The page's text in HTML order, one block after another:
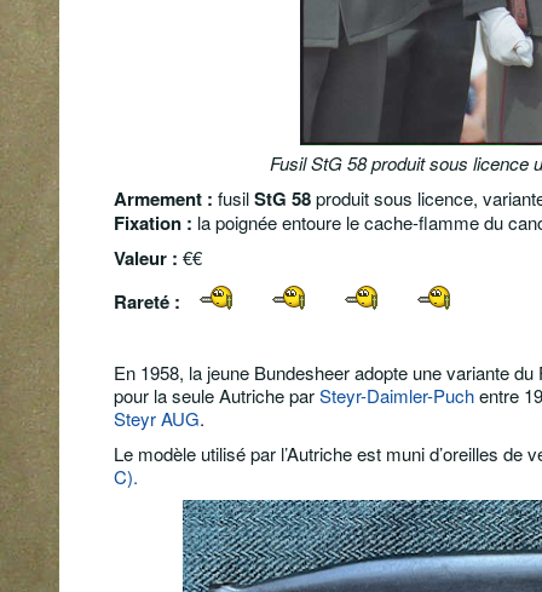
Fusil StG 58 produit sous licence
Armement : fusilStG 58produit sous licence,
Fixation : la poignée entoure le cache-flamme du
Valeur : €€
Rareté :
En 1958, la jeune Bundesheer adopte une variante
pour la seule Autriche parSteyr-Daimler-Puchentre
Steyr AUG.
Le modèle utilisé par l’Autriche est muni d’oreilles de
C).